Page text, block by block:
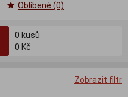
0 kusů
0 Kč
Oblíbené (0)
Zobrazit filtr